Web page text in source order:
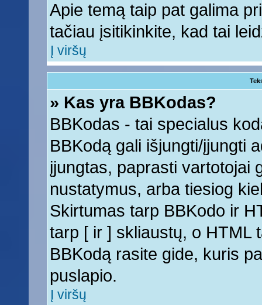
Apie temą taip pat galima
tačiau įsitikinkite, kad tai
Į viršų
» Kas yra BBKodas?
BBKodas - tai specialus
BBKodą gali išjungti/įjungti
įjungtas, paprasti vartotojai
nustatymus, arba tiesiog
Skirtumas tarp BBKodo ir
tarp [ ir ] skliaustų, o HTML
BBKodą rasite gide, kuris
puslapio.
Į viršų